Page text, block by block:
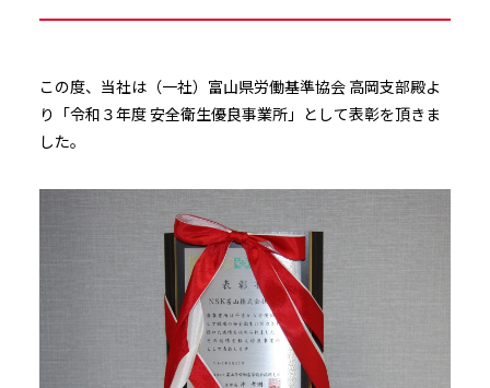
この度、当社は（一社）富山県労働基準協会 高岡支部殿よ
り「令和３年度 安全衛生優良事業所」として表彰を頂きま
した。